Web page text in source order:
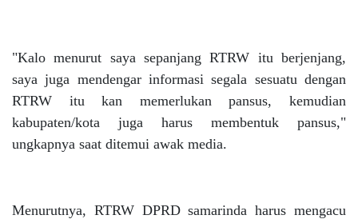
"Kalo menurut saya sepanjang RTRW itu berjenjang,
saya juga mendengar informasi segala sesuatu dengan
RTRW itu kan memerlukan pansus, kemudian
kabupaten/kota juga harus membentuk pansus,"
ungkapnya saat ditemui awak media.
Menurutnya, RTRW DPRD samarinda harus mengacu